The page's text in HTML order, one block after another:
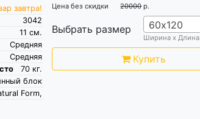
завтра!
3042
см.
11
Средняя
Средняя
кг.
70
блок
Form,
Цена без скидки 20000 р.
Выбрать размер 60х120
Ширина х Длина
Купить